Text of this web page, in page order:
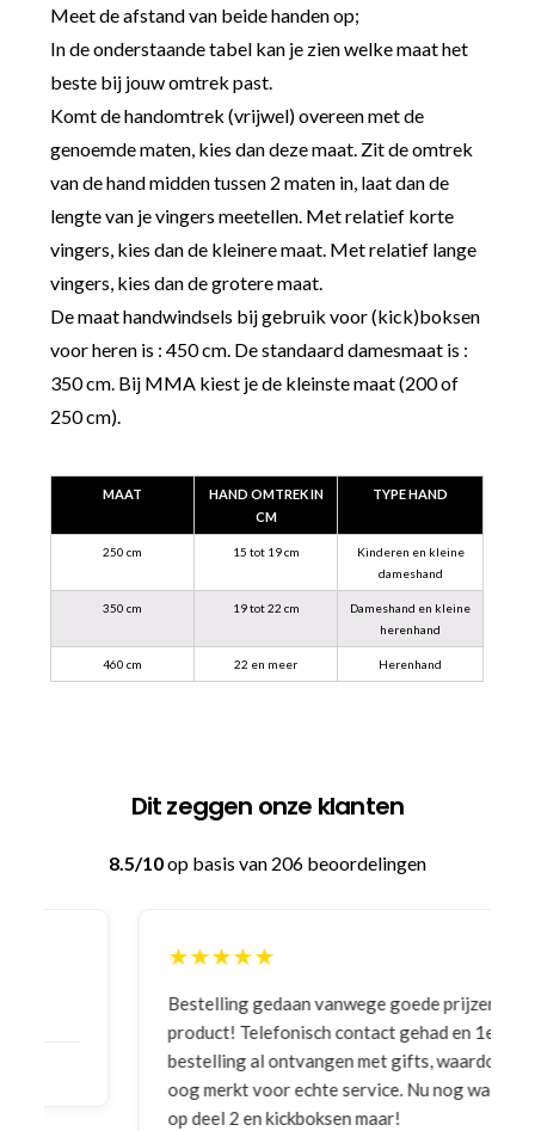
Meet de afstand van beide handen op;
In de onderstaande tabel kan je zien welke maat het
beste bij jouw omtrek past.
Komt de handomtrek (vrijwel) overeen met de
genoemde maten, kies dan deze maat. Zit de omtrek
van de hand midden tussen 2 maten in, laat dan de
lengte van je vingers meetellen. Met relatief korte
vingers, kies dan de kleinere maat. Met relatief lange
vingers, kies dan de grotere maat.
De maat handwindsels bij gebruik voor (kick)boksen
voor heren is : 450 cm. De standaard damesmaat is :
350 cm. Bij MMA kiest je de kleinste maat (200 of
250 cm).
MAAT
HAND OMTREK IN
CM
TYPE HAND
250 cm 15 tot 19 cm
Kinderen en kleine
dameshand
350 cm 19 tot 22 cm
Dameshand en kleine
herenhand
460 cm 22 en meer Herenhand
Dit zeggen onze klanten
8.5/10op basis van 206 beoordelingen
★★★★★
Bestelling gedaan vanwege goede prijzen en
product! Telefonisch contact gehad en 1e deel
bestelling al ontvangen met gifts, waardoor je
oog merkt voor echte service. Nu nog wachten
op deel 2 en kickboksen maar!